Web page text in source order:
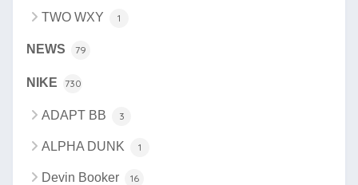
TWO WXY 1
NEWS 79
NIKE 730
ADAPT BB 3
ALPHA DUNK 1
Devin Booker 16